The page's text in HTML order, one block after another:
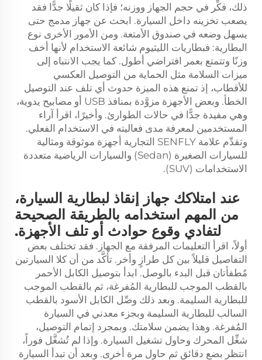
ذلك، فكِّر في حجم الجهاز ووزنه؛ فإذا كان ثقيلًا جدًّا فقد
يصعب تخزينه داخل السيارة. ابحث عن جهاز مدمج حتى
يسهل وضعه في صندوق الأمتعة. ومن الأمور الأخرى نوع
البطارية: فبطاريات الليثيوم شائعة الاستخدام لأنها أخف
وزنًا وتتمتع بعمر افتراضي أطول. كما يجب الانتباه إلى
ميزات السلامة مثل الحماية من التوصيل العكسي
للأقطاب، إذ تمنع هذه الميزة حدوث أي تلف عند التوصيل
الخطأ. وبعض الأجهزة مزوَّدة بمنافذ USB أو مصابيح يدوية،
وهي مفيدة جدًّا في حالات الطوارئ. وأخيرًا، اقرأ آراء
المستخدمين لمعرفة مدى فعاليته في الاستخدام الفعلي.
وتقدِّم علامة SENFLY التجارية أجهزة موثوقة ومثالية
للسيارات الصغيرة (Sedan) والسيارات الرياضية متعددة
الاستخدامات (SUV).
عند امتلاكك جهاز إنقاذ لبطارية السيارة،
من المهم استخدامه بالطريقة الصحيحة
لتفادي وقوع حوادث أو تلف الأجهزة.
أولاً، اقرأ التعليمات المرفقة مع الجهاز. فقد تختلف بعض
التفاصيل قليلاً بين كل طرازٍ وأخر. تأكَّد من أن كلا السيارتين
مُطفأتان قبل البدء بالوصل. ابدأ بتوصيل الكابل الأحمر
بالقطب الموجب للبطارية المُفرغة، ثم بالقطب الموجب
للبطارية السليمة. وبعد ذلك وصِّل الكابل الأسود بالقطب
السالب للبطارية السليمة وبجزء معدني في السيارة
المُفرغة. وهذا يضمن سلامتك. وبمجرد إتمام التوصيل،
شغِّل المحرك وحاول تشغيل السيارة. وإذا لم تُشغَّل فوراً،
انتظر بضع دقائق ثم حاول مرة أخرى. وبعد أن تبدأ السيارة